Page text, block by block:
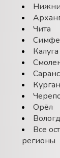
Чита
Калуга
Курган
Орёл
Все
регионы